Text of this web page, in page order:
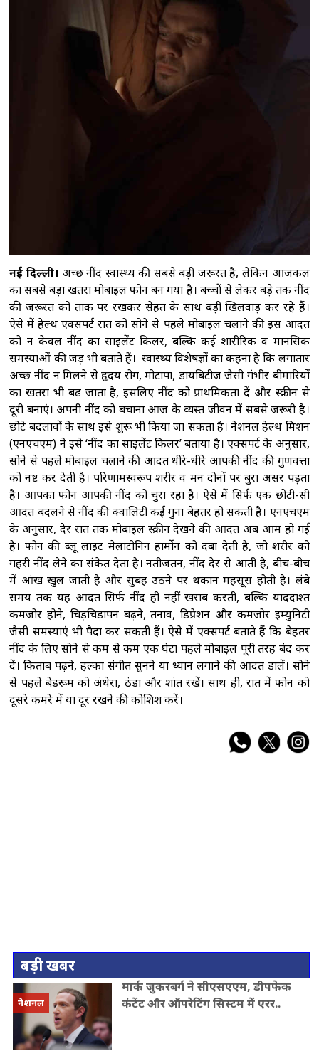
पुत‍िन ने सेना में क‍िए कई बड़े बदलाव, वरिष्ठ पदों पर
नियुक्तियों की घोषणा की
शेख हसीना के बेटे सजीब
वाजेद जॉय ने पीएम मोदी का जताया आभार, बोले-
भारत ने दिया पूरा सम्मान
हरिनी अमरसूर्या से की मुलाकात, भारत और श्रीलंका के
बीच सहयोग बढ़ाने पर चर्चा
बांग्लादेश के खिलाफ पहले टेस्ट के लिए उपलब्ध रहेंगे
इंग्लिश: कोच मैकडोनाल्ड
नई दिल्ली। अच्छी नींद स्वास्थ्य की सबसे बड़ी जरूरत है, लेकिन आजकल
का सबसे बड़ा खतरा मोबाइल फोन बन गया है। बच्चों से लेकर बड़े तक नींद
की जरूरत को ताक पर रखकर सेहत के साथ बड़ी खिलवाड़ कर रहे हैं।
ऐसे में हेल्थ एक्सपर्ट रात को सोने से पहले मोबाइल चलाने की इस आदत
को न केवल नींद का साइलेंट किलर, बल्कि कई शारीरिक व मानसिक
समस्याओं की जड़ भी बताते हैं। स्वास्थ्य विशेषज्ञों का कहना है कि लगातार
अच्छी नींद न मिलने से हृदय रोग, मोटापा, डायबिटीज जैसी गंभीर बीमारियों
का खतरा भी बढ़ जाता है, इसलिए नींद को प्राथमिकता दें और स्क्रीन से
दूरी बनाएं। अपनी नींद को बचाना आज के व्यस्त जीवन में सबसे जरूरी है।
छोटे बदलावों के साथ इसे शुरू भी किया जा सकता है। नेशनल हेल्थ मिशन
(एनएचएम) ने इसे ‘नींद का साइलेंट किलर’ बताया है। एक्सपर्ट के अनुसार,
सोने से पहले मोबाइल चलाने की आदत धीरे-धीरे आपकी नींद की गुणवत्ता
को नष्ट कर देती है। परिणामस्वरूप शरीर व मन दोनों पर बुरा असर पड़ता
है। आपका फोन आपकी नींद को चुरा रहा है। ऐसे में सिर्फ एक छोटी-सी
आदत बदलने से नींद की क्वालिटी कई गुना बेहतर हो सकती है। एनएचएम
के अनुसार, देर रात तक मोबाइल स्क्रीन देखने की आदत अब आम हो गई
है। फोन की ब्लू लाइट मेलाटोनिन हार्मोन को दबा देती है, जो शरीर को
गहरी नींद लेने का संकेत देता है। नतीजतन, नींद देर से आती है, बीच-बीच
में आंख खुल जाती है और सुबह उठने पर थकान महसूस होती है। लंबे
समय तक यह आदत सिर्फ नींद ही नहीं खराब करती, बल्कि याददाश्त
कमजोर होने, चिड़चिड़ापन बढ़ने, तनाव, डिप्रेशन और कमजोर इम्युनिटी
जैसी समस्याएं भी पैदा कर सकती हैं। ऐसे में एक्सपर्ट बताते हैं कि बेहतर
नींद के लिए सोने से कम से कम एक घंटा पहले मोबाइल पूरी तरह बंद कर
दें। किताब पढ़ने, हल्का संगीत सुनने या ध्यान लगाने की आदत डालें। सोने
से पहले बेडरूम को अंधेरा, ठंडा और शांत रखें। साथ ही, रात में फोन को
दूसरे कमरे में या दूर रखने की कोशिश करें।
बड़ी खबर
नेशनल
मार्क जुकरबर्ग ने सीएसएएम, डीपफेक
कंटेंट और ऑपरेटिंग सिस्टम में एरर..